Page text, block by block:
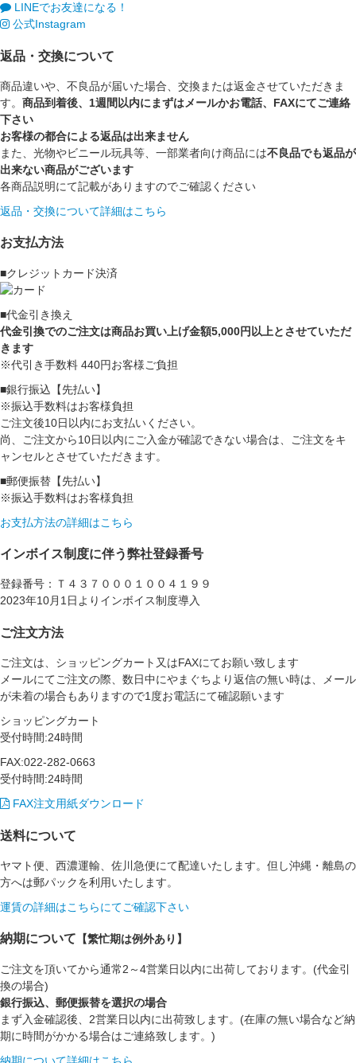
LINEでお友達になる！
公式Instagram
返品・交換について
商品違いや、不良品が届いた場合、交換または返金させていただきま
す。 商品到着後、1週間以内にまずはメールかお電話、FAXにてご連絡
下さい
お客様の都合による返品は出来ません
また、光物やビニール玩具等、一部業者向け商品には不良品でも返品が
出来ない商品がございます
各商品説明にて記載がありますのでご確認ください
返品・交換について詳細はこちら
お支払方法
■クレジットカード決済
■代金引き換え
代金引換でのご注文は商品お買い上げ金額5,000円以上とさせていただ
きます
※代引き手数料 440円お客様ご負担
■銀行振込【先払い】
※振込手数料はお客様負担
ご注文後10日以内にお支払いください。
尚、ご注文から10日以内にご入金が確認できない場合は、ご注文をキ
ャンセルとさせていただきます。
■郵便振替【先払い】
※振込手数料はお客様負担
お支払方法の詳細はこちら
インボイス制度に伴う弊社登録番号
登録番号：Ｔ４３７０００１００４１９９
2023年10月1日よりインボイス制度導入
ご注文方法
ご注文は、ショッピングカート又はFAXにてお願い致します
メールにてご注文の際、数日中にやまぐちより返信の無い時は、メール
が未着の場合もありますので1度お電話にて確認願います
ショッピングカート
受付時間:24時間
FAX:022-282-0663
受付時間:24時間
FAX注文用紙ダウンロード
送料について
ヤマト便、西濃運輸、佐川急便にて配達いたします。但し沖縄・離島の
方へは郵パックを利用いたします。
運賃の詳細はこちらにてご確認下さい
納期について 【繁忙期は例外あり】
ご注文を頂いてから通常2～4営業日以内に出荷しております。(代金引
換の場合)
銀行振込、郵便振替を選択の場合
まず入金確認後、2営業日以内に出荷致します。(在庫の無い場合など納
期に時間がかかる場合はご連絡致します。)
納期について詳細はこちら